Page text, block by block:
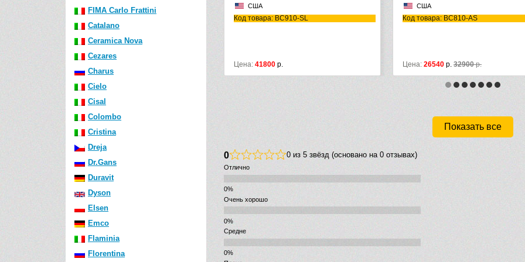
FIMA Carlo Frattini
Catalano
Ceramica Nova
Cezares
Charus
Cielo
Cisal
Colombo
Cristina
Dreja
Dr.Gans
Duravit
Dyson
Elsen
Emco
Flaminia
Florentina
Германия США
Код товара: BC910-SL
Цена: 41800 р.
США
Код товара: BC810-AS
Цена: 26540 р. 32900р.
Показать все
0 0 из 5 звёзд (основано на 0 отзывах)
Отлично
Очень хорошо
Средне